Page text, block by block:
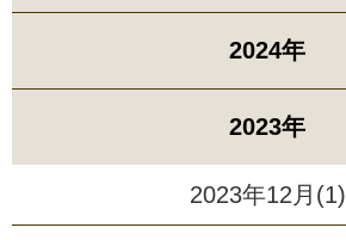
2024年
2023年
2023年12月(1)